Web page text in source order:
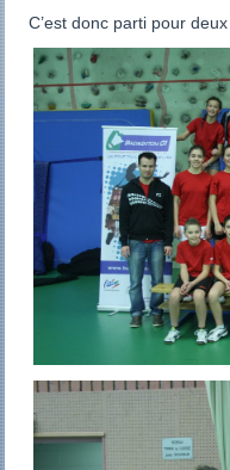
C’est donc parti pour